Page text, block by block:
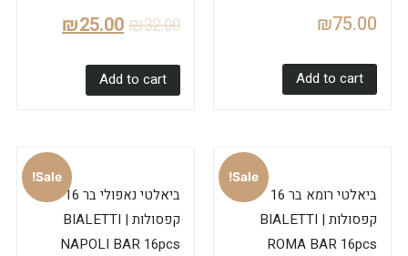
₪75.00
Add to cart
₪32.00
₪25.00
Add to cart
Sale!
ביאלטי רומא בר 16
קפסולות | BIALETTI
ROMA BAR 16pcs
Sale!
ביאלטי נאפולי בר 16
קפסולות | BIALETTI
NAPOLI BAR 16pcs